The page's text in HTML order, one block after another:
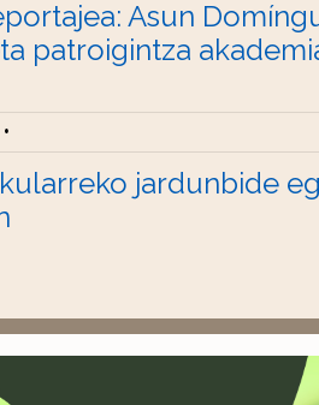
Asun
patroigintza
•
jardunbide